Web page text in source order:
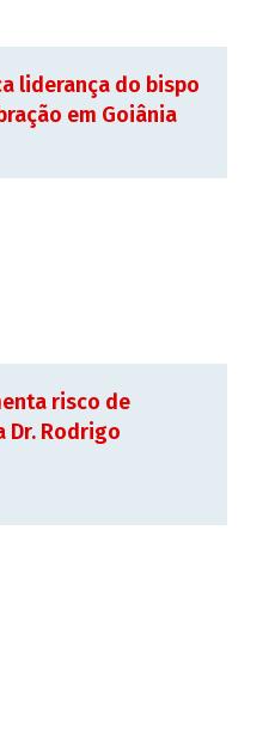
liderança do bispo
em Goiânia
risco de
Dr. Rodrigo